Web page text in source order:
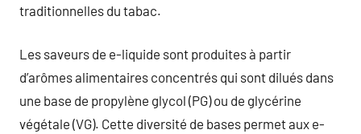
traditionnelles du tabac.
Les saveurs de e-liquide sont produites à partir
d’arômes alimentaires concentrés qui sont dilués dans
une base de propylène glycol (PG) ou de glycérine
végétale (VG). Cette diversité de bases permet aux e-